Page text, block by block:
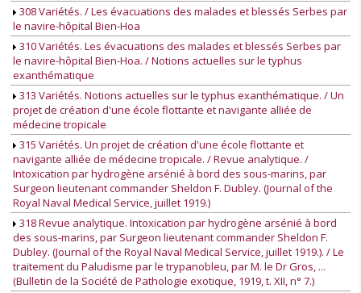
308 Variétés. / Les évacuations des malades et blessés Serbes par
le navire-hôpital Bien-Hoa
310 Variétés. Les évacuations des malades et blessés Serbes par
le navire-hôpital Bien-Hoa. / Notions actuelles sur le typhus
exanthématique
313 Variétés. Notions actuelles sur le typhus exanthématique. / Un
projet de création d'une école flottante et navigante alliée de
médecine tropicale
315 Variétés. Un projet de création d'une école flottante et
navigante alliée de médecine tropicale. / Revue analytique. /
Intoxication par hydrogène arsénié à bord des sous-marins, par
Surgeon lieutenant commander Sheldon F. Dubley. (Journal of the
Royal Naval Medical Service, juillet 1919.)
318 Revue analytique. Intoxication par hydrogène arsénié à bord
des sous-marins, par Surgeon lieutenant commander Sheldon F.
Dubley. (Journal of the Royal Naval Medical Service, juillet 1919.). / Le
traitement du Paludisme par le trypanobleu, par M. le Dr Gros, ...
(Bulletin de la Société de Pathologie exotique, 1919, t. XII, n° 7.)